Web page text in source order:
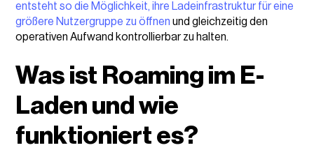
entsteht so die Möglichkeit, ihre Ladeinfrastruktur für eine
größere Nutzergruppe zu öffnen und gleichzeitig den
operativen Aufwand kontrollierbar zu halten.
Was ist Roaming im E-
Laden und wie
funktioniert es?